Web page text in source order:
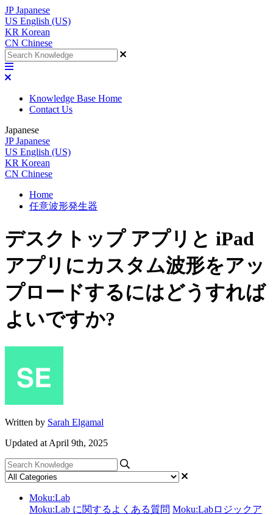
JP Japanese
US English (US)
KR Korean
CN Chinese
Knowledge Base Home
Contact Us
Japanese
JP Japanese
US English (US)
KR Korean
CN Chinese
Home
任意波形発生器
デスクトップ アプリと iPad
アプリにカスタム波形をアッ
プロードするにはどうすれば
よいですか?
Written by Sarah Elgamal
Updated at April 9th, 2025
Moku:Lab
Moku:Lab に関するよくある質問 Moku:Labロジックア